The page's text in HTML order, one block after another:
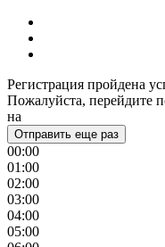
Регистрация пройдена
Пожалуйста, перейдите
на
Отправить еще раз
00:00
01:00
02:00
03:00
04:00
05:00